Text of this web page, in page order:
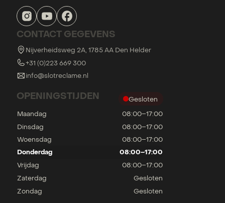
CONTACT GEGEVENS
Nijverheidsweg 2A, 1785 AA Den Helder
+31 (0)223 669 300
info@slotreclame.nl
OPENINGSTIJDEN
Gesloten
Maandag
08:00–17:00
Dinsdag
08:00–17:00
Woensdag
08:00–17:00
Donderdag 08:00–17:00
Vrijdag
08:00–17:00
Zaterdag
Gesloten
Zondag
Gesloten